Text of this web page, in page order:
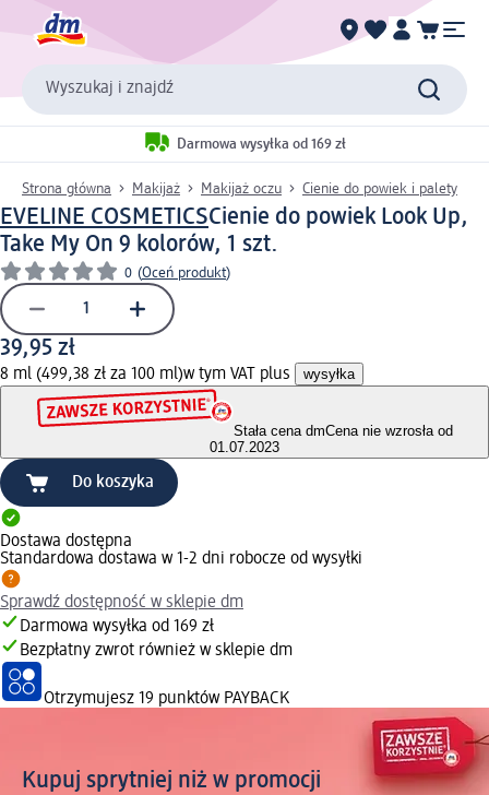
Wyszukaj i znajdź
Darmowa wysyłka od 169 zł
Strona główna Makijaż Makijaż oczu Cienie do powiek i palety
EVELINE COSMETICSCienie do powiek Look Up,
Take My On 9 kolorów, 1 szt.
0 (Oceń produkt)
39,95 zł
8 ml (499,38 zł za 100 ml)w tym VAT plus wysyłka
Stała cena dmCena nie wzrosła od
01.07.2023
Do koszyka
Dostawa dostępna
Standardowa dostawa w 1-2 dni robocze od wysyłki
Sprawdź dostępność w sklepie dm
Darmowa wysyłka od 169 zł
Bezpłatny zwrot również w sklepie dm
Otrzymujesz 19 punktów PAYBACK
Kupuj sprytniej niż w promocji